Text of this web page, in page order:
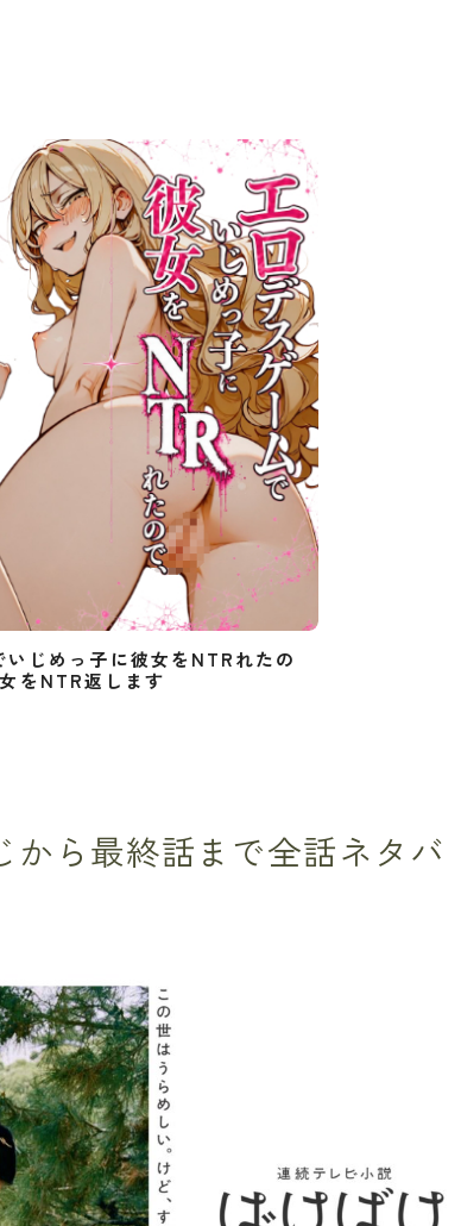
いじめっ子に彼女をNTRれたの
をNTR返します
から最終話まで全話ネタバ